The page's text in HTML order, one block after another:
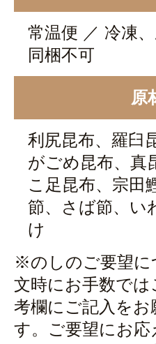
常温便 ／ 冷凍
同梱不可
原
利尻昆布、羅臼
がごめ昆布、真
こ足昆布、宗田
節、さば節、い
け
※のしのご要望に
文時にお手数で
考欄にご記入をお
す。ご要望にお